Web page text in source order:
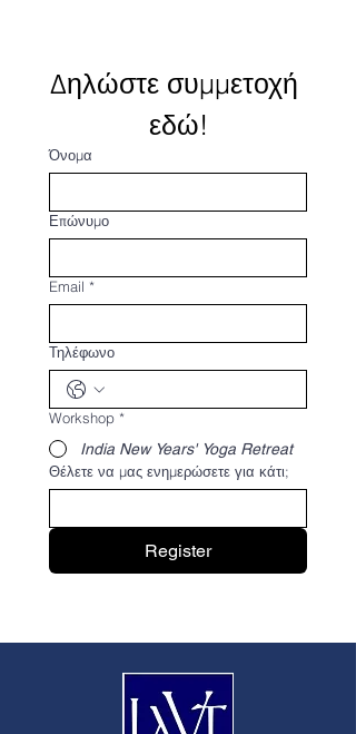
Δηλώστε συμμετοχή
εδώ!
Όνομα
Επώνυμο
Email *
Τηλέφωνο
Workshop *
India New Years' Yoga Retreat
Θέλετε να μας ενημερώσετε για κάτι;
Register